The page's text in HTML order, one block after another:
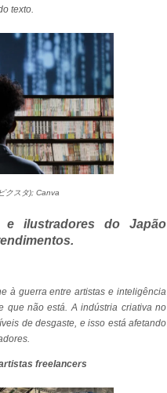
texto.
クスタ); Canva
ilustradores do Japão
à guerra entre artistas e inteligência
que não está. A indústria criativa no
de desgaste, e isso está afetando
freelancers